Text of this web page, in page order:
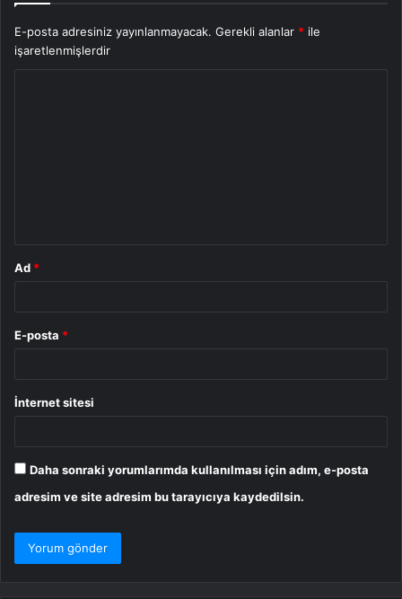
E-posta adresiniz yayınlanmayacak. Gerekli alanlar * ile
işaretlenmişlerdir
Ad *
E-posta *
İnternet sitesi
Daha sonraki yorumlarımda kullanılması için adım, e-posta
adresim ve site adresim bu tarayıcıya kaydedilsin.